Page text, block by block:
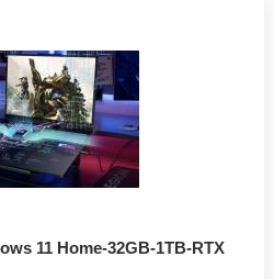
11 Home-32GB-1TB-RTX